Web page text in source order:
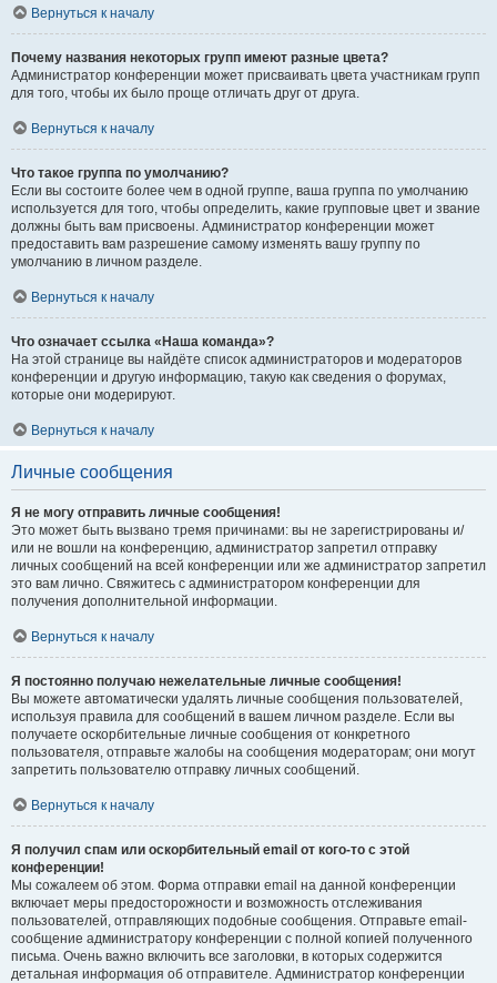
Вернуться к началу
Почему названия некоторых групп имеют разные цвета?
Администратор конференции может присваивать цвета участникам групп
для того, чтобы их было проще отличать друг от друга.
Вернуться к началу
Что такое группа по умолчанию?
Если вы состоите более чем в одной группе, ваша группа по умолчанию
используется для того, чтобы определить, какие групповые цвет и звание
должны быть вам присвоены. Администратор конференции может
предоставить вам разрешение самому изменять вашу группу по
умолчанию в личном разделе.
Вернуться к началу
Что означает ссылка «Наша команда»?
На этой странице вы найдёте список администраторов и модераторов
конференции и другую информацию, такую как сведения о форумах,
которые они модерируют.
Вернуться к началу
Личные сообщения
Я не могу отправить личные сообщения!
Это может быть вызвано тремя причинами: вы не зарегистрированы и/
или не вошли на конференцию, администратор запретил отправку
личных сообщений на всей конференции или же администратор запретил
это вам лично. Свяжитесь с администратором конференции для
получения дополнительной информации.
Вернуться к началу
Я постоянно получаю нежелательные личные сообщения!
Вы можете автоматически удалять личные сообщения пользователей,
используя правила для сообщений в вашем личном разделе. Если вы
получаете оскорбительные личные сообщения от конкретного
пользователя, отправьте жалобы на сообщения модераторам; они могут
запретить пользователю отправку личных сообщений.
Вернуться к началу
Я получил спам или оскорбительный email от кого-то с этой
конференции!
Мы сожалеем об этом. Форма отправки email на данной конференции
включает меры предосторожности и возможность отслеживания
пользователей, отправляющих подобные сообщения. Отправьте email-
сообщение администратору конференции с полной копией полученного
письма. Очень важно включить все заголовки, в которых содержится
детальная информация об отправителе. Администратор конференции